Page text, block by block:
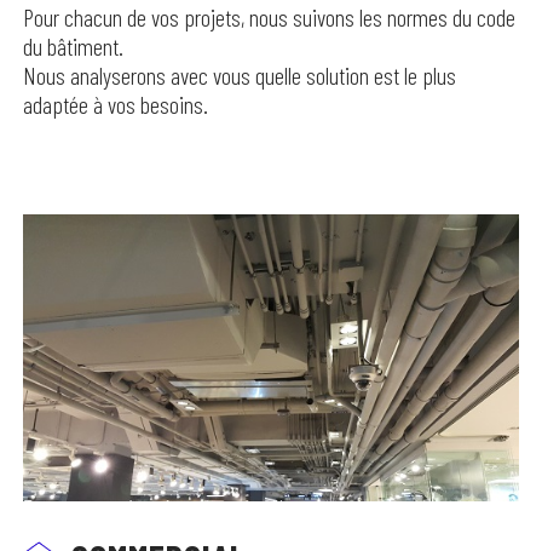
Pour chacun de vos projets, nous suivons les normes du code
du bâtiment.
Nous analyserons avec vous quelle solution est le plus
adaptée à vos besoins.